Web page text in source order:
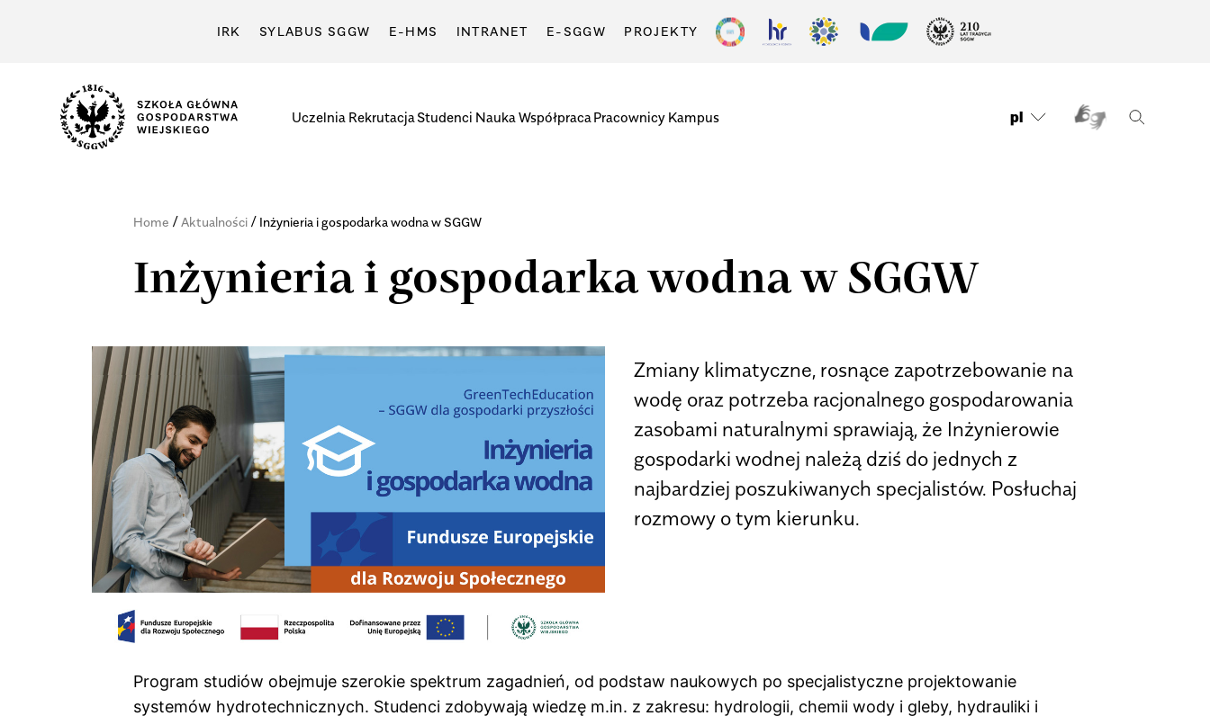
IRK SYLABUS SGGW E-HMS INTRANET E-SGGW PROJEKTY
Uczelnia Rekrutacja Studenci Nauka Współpraca Pracownicy Kampus pl
Home /Aktualności/ Inżynieria i gospodarka wodna w SGGW
Inżynieria i gospodarka wodna w SGGW
Zmiany klimatyczne, rosnące zapotrzebowanie na
wodę oraz potrzeba racjonalnego gospodarowania
zasobami naturalnymi sprawiają, że Inżynierowie
gospodarki wodnej należą dziś do jednych z
najbardziej poszukiwanych specjalistów. Posłuchaj
rozmowy o tym kierunku.
Program studiów obejmuje szerokie spektrum zagadnień, od podstaw naukowych po specjalistyczne projektowanie
systemów hydrotechnicznych. Studenci zdobywają wiedzę m.in. z zakresu: hydrologii, chemii wody i gleby, hydrauliki i